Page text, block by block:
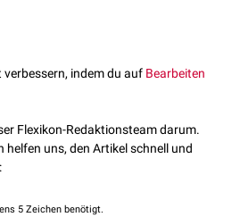
Wasser.
indem du auf Bearbeiten
Flexikon-Redaktionsteam darum.
helfen uns, den Artikel schnell und
5 Zeichen benötigt.